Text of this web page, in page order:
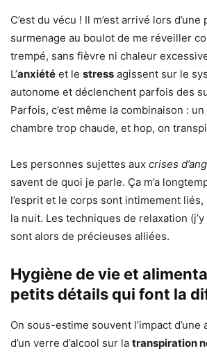
C’est du vécu ! Il m’est arrivé lors
surmenage au boulot de me réveiller
trempé, sans fièvre ni chaleur
L’anxiété et le stress agissent sur le
autonome et déclenchent parfois des
Parfois, c’est même la combinaison :
chambre trop chaude, et hop, on
Les personnes sujettes aux crises
savent de quoi je parle. Ça m’a
l’esprit et le corps sont intimement
la nuit. Les techniques de relaxation
sont alors de précieuses alliées.
Hygiène de vie et
petits détails qui font la
On sous-estime souvent l’impact
d’un verre d’alcool sur la transpiration